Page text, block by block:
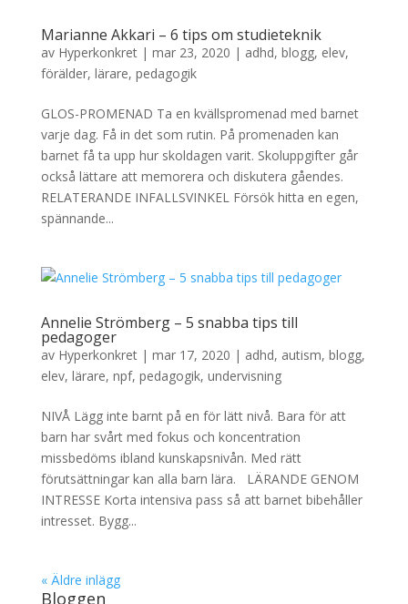
Marianne Akkari – 6 tips om studieteknik
av Hyperkonkret| mar 23, 2020 | adhd, blogg, elev,
förälder, lärare, pedagogik
GLOS-PROMENAD Ta en kvällspromenad med barnet
varje dag. Få in det som rutin. På promenaden kan
barnet få ta upp hur skoldagen varit. Skoluppgifter går
också lättare att memorera och diskutera gåendes.
RELATERANDE INFALLSVINKEL Försök hitta en egen,
spännande...
Annelie Strömberg – 5 snabba tips till
pedagoger
av Hyperkonkret| mar 17, 2020 | adhd, autism, blogg,
elev, lärare, npf, pedagogik, undervisning
NIVÅ Lägg inte barnt på en för lätt nivå. Bara för att
barn har svårt med fokus och koncentration
missbedöms ibland kunskapsnivån. Med rätt
förutsättningar kan alla barn lära. LÄRANDE GENOM
INTRESSE Korta intensiva pass så att barnet bibehåller
intresset. Bygg...
« Äldre inlägg
Bloggen